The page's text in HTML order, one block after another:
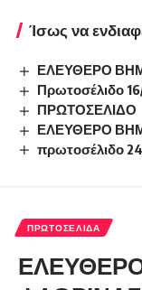
Ίσως να
ΕΛΕΥΘΕΡΟ
Πρωτοσέλιδο
ΠΡΩΤΟΣΕΛΙΔΟ
ΕΛΕΥΘΕΡΟ
πρωτοσέλιδο
ΠΡΩΤΟΣΈΛΙΔΑ